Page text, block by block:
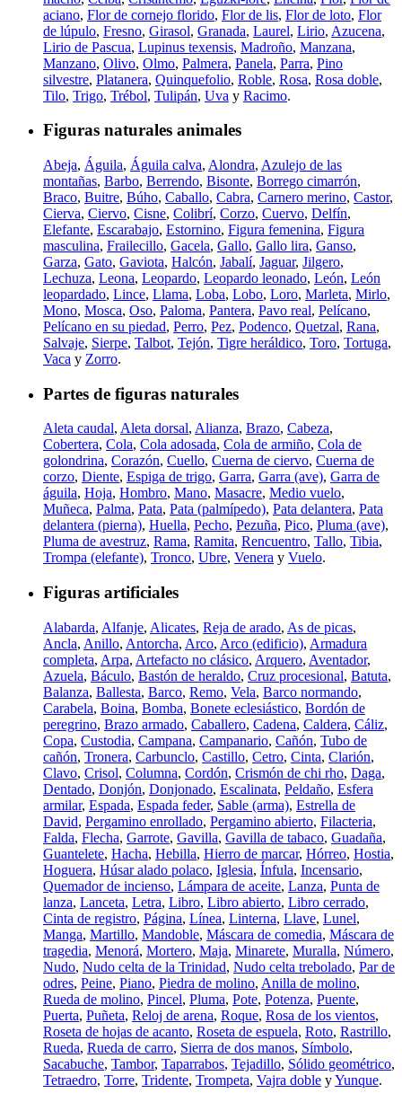
aciano, Flor de cornejo florido, Flor de lis, Flor de loto, Flor
de lúpulo, Fresno, Girasol, Granada, Laurel, Lirio, Azucena,
Lirio de Pascua, Lupinus texensis, Madroño, Manzana,
Manzano, Olivo, Olmo, Palmera, Panela, Parra, Pino
silvestre, Platanera, Quinquefolio, Roble, Rosa, Rosa doble,
Tilo, Trigo, Trébol, Tulipán, Uva y Racimo.
Figuras naturales animales
Abeja, Águila, Águila calva, Alondra, Azulejo de las
montañas, Barbo, Berrendo, Bisonte, Borrego cimarrón,
Braco, Buitre, Búho, Caballo, Cabra, Carnero merino, Castor,
Cierva, Ciervo, Cisne, Colibrí, Corzo, Cuervo, Delfín,
Elefante, Escarabajo, Estornino, Figura femenina, Figura
masculina, Frailecillo, Gacela, Gallo, Gallo lira, Ganso,
Garza, Gato, Gaviota, Halcón, Jabalí, Jaguar, Jilgero,
Lechuza, Leona, Leopardo, Leopardo leonado, León, León
leopardado, Lince, Llama, Loba, Lobo, Loro, Marleta, Mirlo,
Mono, Mosca, Oso, Paloma, Pantera, Pavo real, Pelícano,
Pelícano en su piedad, Perro, Pez, Podenco, Quetzal, Rana,
Salvaje, Sierpe, Talbot, Tejón, Tigre heráldico, Toro, Tortuga,
Vaca y Zorro.
Partes de figuras naturales
Aleta caudal, Aleta dorsal, Alianza, Brazo, Cabeza,
Cobertera, Cola, Cola adosada, Cola de armiño, Cola de
golondrina, Corazón, Cuello, Cuerna de ciervo, Cuerna de
corzo, Diente, Espiga de trigo, Garra, Garra (ave), Garra de
águila, Hoja, Hombro, Mano, Masacre, Medio vuelo,
Muñeca, Palma, Pata, Pata (palmípedo), Pata delantera, Pata
delantera (pierna), Huella, Pecho, Pezuña, Pico, Pluma (ave),
Pluma de avestruz, Rama, Ramita, Rencuentro, Tallo, Tibia,
Trompa (elefante), Tronco, Ubre, Venera y Vuelo.
Figuras artificiales
Alabarda, Alfanje, Alicates, Reja de arado, As de picas,
Ancla, Anillo, Antorcha, Arco, Arco (edificio), Armadura
completa, Arpa, Artefacto no clásico, Arquero, Aventador,
Azuela, Báculo, Bastón de heraldo, Cruz procesional, Batuta,
Balanza, Ballesta, Barco, Remo, Vela, Barco normando,
Carabela, Boina, Bomba, Bonete eclesiástico, Bordón de
peregrino, Brazo armado, Caballero, Cadena, Caldera, Cáliz,
Copa, Custodia, Campana, Campanario, Cañón, Tubo de
cañón, Tronera, Carbunclo, Castillo, Cetro, Cinta, Clarión,
Clavo, Crisol, Columna, Cordón, Crismón de chi rho, Daga,
Dentado, Donjón, Donjonado, Escalinata, Peldaño, Esfera
armilar, Espada, Espada feder, Sable (arma), Estrella de
David, Pergamino enrollado, Pergamino abierto, Filacteria,
Falda, Flecha, Garrote, Gavilla, Gavilla de tabaco, Guadaña,
Guantelete, Hacha, Hebilla, Hierro de marcar, Hórreo, Hostia,
Hoguera, Húsar alado polaco, Iglesia, Ínfula, Incensario,
Quemador de incienso, Lámpara de aceite, Lanza, Punta de
lanza, Lanceta, Letra, Libro, Libro abierto, Libro cerrado,
Cinta de registro, Página, Línea, Linterna, Llave, Lunel,
Manga, Martillo, Mandoble, Máscara de comedia, Máscara de
tragedia, Menorá, Mortero, Maja, Minarete, Muralla, Número,
Nudo, Nudo celta de la Trinidad, Nudo celta trebolado, Par de
odres, Peine, Piano, Piedra de molino, Anilla de molino,
Rueda de molino, Pincel, Pluma, Pote, Potenza, Puente,
Puerta, Puñeta, Reloj de arena, Roque, Rosa de los vientos,
Roseta de hojas de acanto, Roseta de espuela, Roto, Rastrillo,
Rueda, Rueda de carro, Sierra de dos manos, Símbolo,
Sacabuche, Tambor, Taparrabos, Tejadillo, Sólido geométrico,
Tetraedro, Torre, Tridente, Trompeta, Vajra doble yYunque.